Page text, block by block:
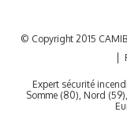
© Copyright 2015
Expert sécurité
Somme (80), Nord